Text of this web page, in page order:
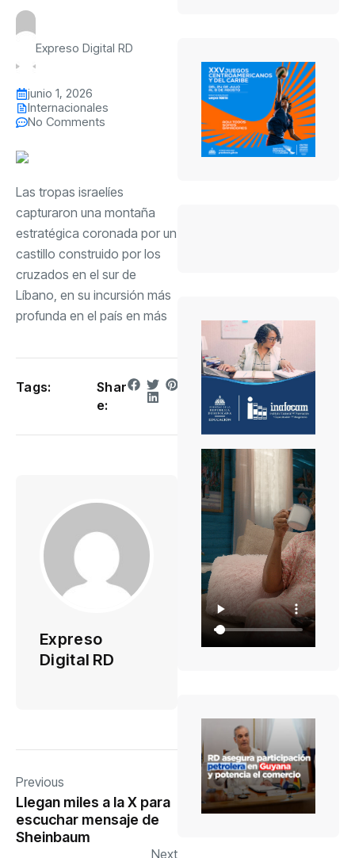
Expreso Digital RD
junio 1, 2026
Internacionales
No Comments
Las tropas israelíes
capturaron una montaña
estratégica coronada por un
castillo construido por los
cruzados en el sur de
Líbano, en su incursión más
profunda en el país en más
Tags:
Shar
e:
Expreso
Digital RD
Previous
Llegan miles a la X para
escuchar mensaje de
Sheinbaum
Next